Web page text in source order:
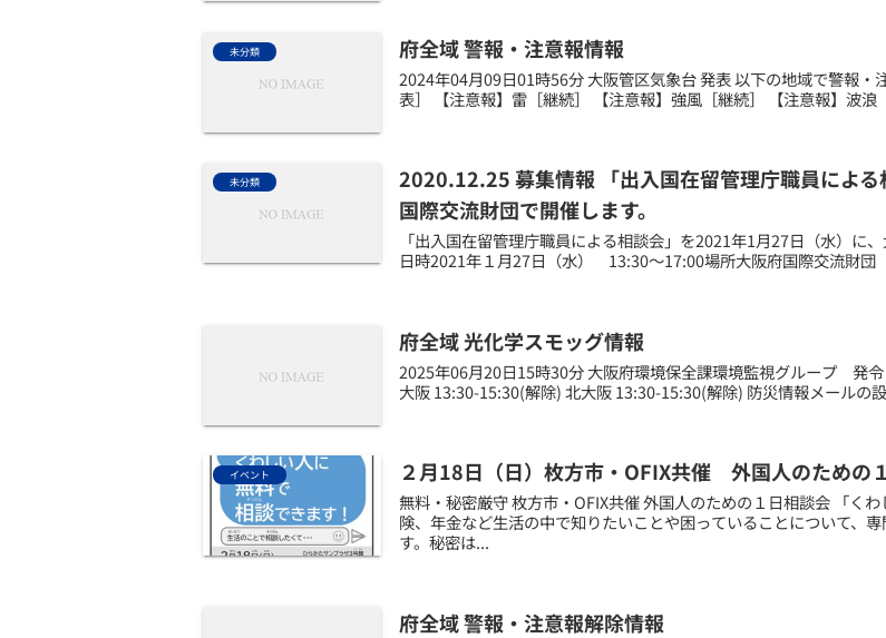
未分類 府全域 警報・注意報情報
2024年04月09日01時56分 大阪管区気象台 発表 以下の地域で警報
表］ 【注意報】雷［継続］ 【注意報】強風［継続］ 【注意報】波
未分類
2020.12.25 募集情報 「出入国在留管理庁職員によ
国際交流財団で開催します。
「出入国在留管理庁職員による相談会」を2021年1月27日（水）に
日時2021年１月27日（水） 13:30～17:00場所大阪府国際交流財
府全域 光化学スモッグ情報
2025年06月20日15時30分 大阪府環境保全課環境監視グループ 発
大阪 13:30-15:30(解除) 北大阪 13:30-15:30(解除) 防災情報メールの
イベント ２月18日（日）枚方市・OFIX共催 外国人のための
無料・秘密厳守 枚方市・OFIX共催 外国人のための１日相談会 「く
険、年金など生活の中で知りたいことや困っていることについて、
す。秘密は...
府全域 警報・注意報解除情報